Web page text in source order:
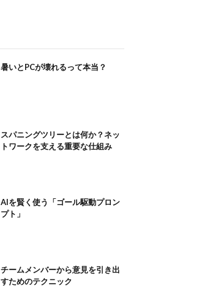
暑いとPCが壊れるって本当？
スパニングツリーとは何か？ネッ
トワークを支える重要な仕組み
AIを賢く使う「ゴール駆動プロン
プト」
チームメンバーから意見を引き出
すためのテクニック